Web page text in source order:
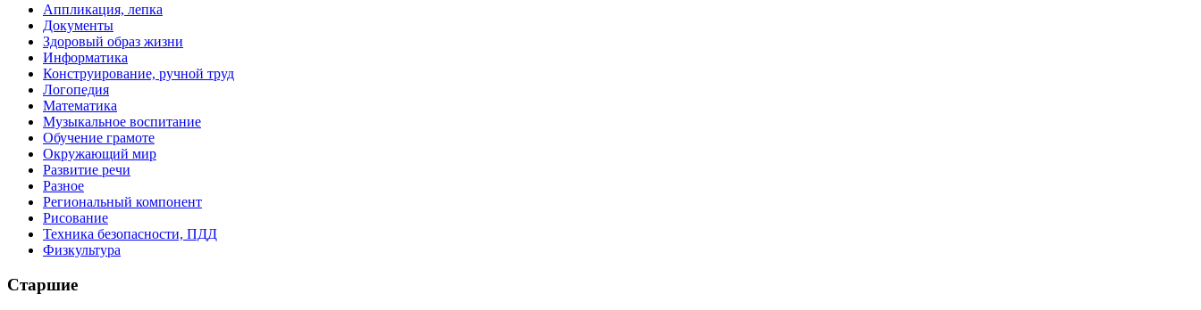
Аппликация, лепка
Документы
Здоровый образ жизни
Информатика
Конструирование, ручной труд
Логопедия
Математика
Музыкальное воспитание
Обучение грамоте
Окружающий мир
Развитие речи
Разное
Региональный компонент
Рисование
Техника безопасности, ПДД
Физкультура
Старшие